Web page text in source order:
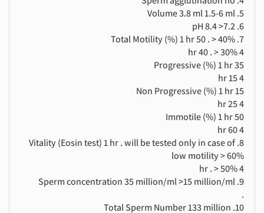
5. Volume 3.8 ml 1.5-6 ml
6. pH 8.4 >7.2
7. Total Motility (%) 1 hr 50 . > 40%
4 hr 40 . > 30%
Progressive (%) 1 hr 35
4 hr 15
Non Progressive (%) 1 hr 15
4 hr 25
Immotile (%) 1 hr 50
4 hr 60
8. Vitality (Eosin test) 1 hr . will be tested only in case of
low motility > 60%
4 hr . > 50%
9. Sperm concentration 35 million/ml >15 million/ml
.
10. Total Sperm Number 133 million